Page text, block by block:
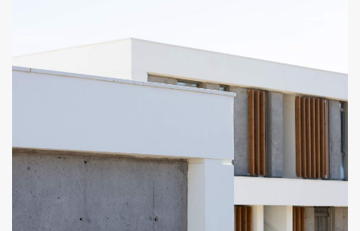
122 VIVIENDAS EN ABADES 9